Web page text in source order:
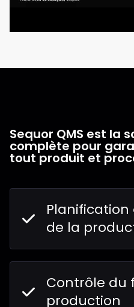
Sequor QMS est la
complète pour
tout produit et
de la
Contrôle du
production